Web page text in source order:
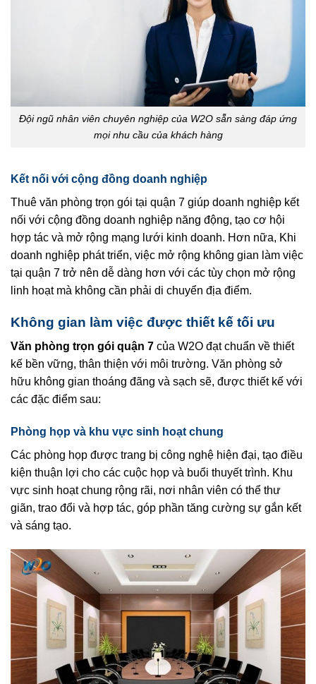
Đội ngũ nhân viên chuyên nghiệp của W2O sẵn sàng đáp ứng
mọi nhu cầu của khách hàng
Kết nối với cộng đồng doanh nghiệp
Thuê văn phòng trọn gói tại quận 7 giúp doanh nghiệp kết
nối với cộng đồng doanh nghiệp năng động, tạo cơ hội
hợp tác và mở rộng mạng lưới kinh doanh. Hơn nữa, Khi
doanh nghiệp phát triển, việc mở rộng không gian làm việc
tại quận 7 trở nên dễ dàng hơn với các tùy chọn mở rộng
linh hoạt mà không cần phải di chuyển địa điểm.
Không gian làm việc được thiết kế tối ưu
Văn phòng trọn gói quận 7 của W2O đạt chuẩn về thiết
kế bền vững, thân thiện với môi trường. Văn phòng sở
hữu không gian thoáng đãng và sạch sẽ, được thiết kế với
các đặc điểm sau:
Phòng họp và khu vực sinh hoạt chung
Các phòng họp được trang bị công nghệ hiện đại, tạo điều
kiện thuận lợi cho các cuộc họp và buổi thuyết trình. Khu
vực sinh hoạt chung rộng rãi, nơi nhân viên có thể thư
giãn, trao đổi và hợp tác, góp phần tăng cường sự gắn kết
và sáng tạo.